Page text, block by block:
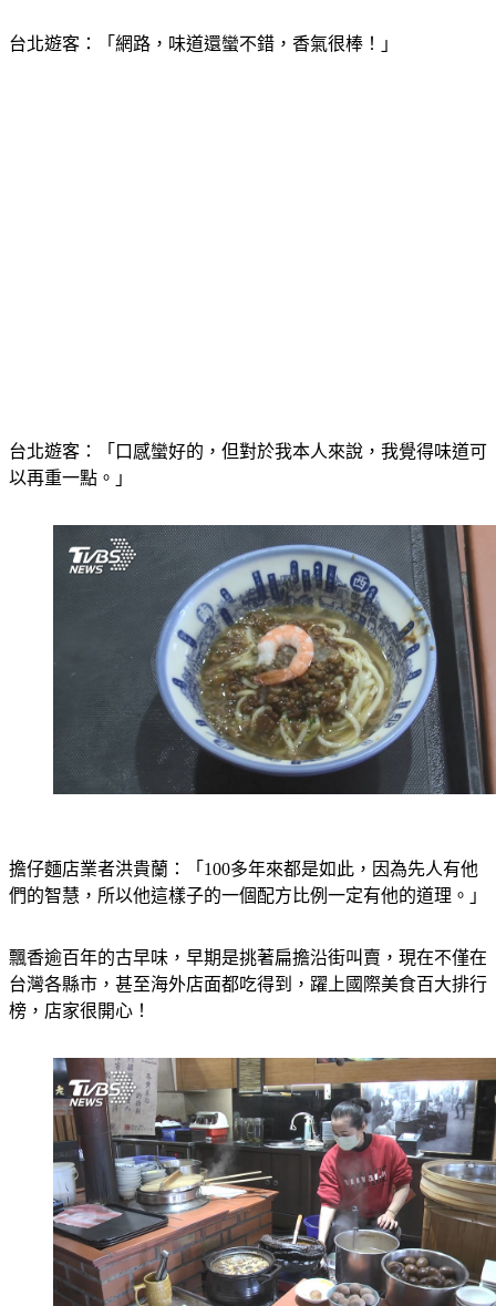
台北遊客：「網路，味道還蠻不錯，香氣很棒！」
台北遊客：「口感蠻好的，但對於我本人來說，我覺得味道可
以再重一點。」
擔仔麵店業者洪貴蘭：「100多年來都是如此，因為先人有他
們的智慧，所以他這樣子的一個配方比例一定有他的道理。」
飄香逾百年的古早味，早期是挑著扁擔沿街叫賣，現在不僅在
台灣各縣市，甚至海外店面都吃得到，躍上國際美食百大排行
榜，店家很開心！